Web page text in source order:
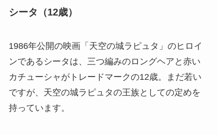
シータ（12歳）
1986年公開の映画「天空の城ラピュタ」のヒロイ
ンであるシータは、三つ編みのロングヘアと赤い
カチューシャがトレードマークの12歳。まだ若い
ですが、天空の城ラピュタの王族としての定めを
持っています。